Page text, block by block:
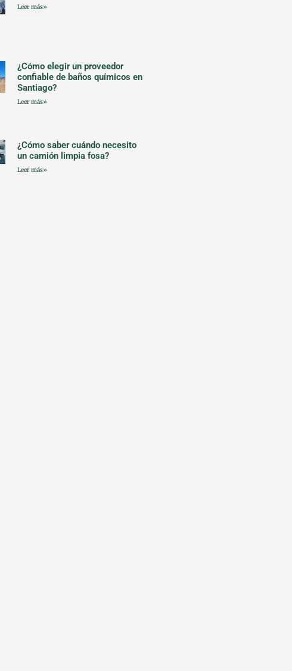
Leer más»
¿Cómo elegir un proveedor
confiable de baños químicos en
Santiago?
Leer más»
¿Cómo saber cuándo necesito
un camión limpia fosa?
Leer más»